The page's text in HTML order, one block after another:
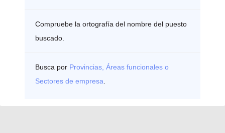
Compruebe la ortografía del nombre del puesto
buscado.
Busca por Provincias, Áreas funcionales o
Sectores de empresa